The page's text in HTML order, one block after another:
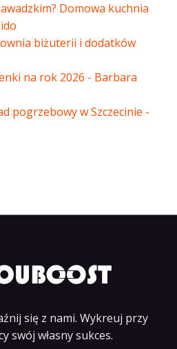
Domowa kuchnia
biżuterii i dodatków
na rok 2026 - Barbara
pogrzebowy w Szczecinie -
się z nami. Wykreuj przy
swój własny sukces.